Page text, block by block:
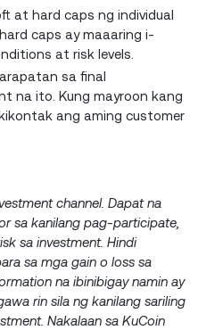
at hard caps ng individual
caps ay maaaring i-
at risk levels.
sa final
na ito. Kung mayroon kang
ang aming customer
channel. Dapat na
sa kanilang pag-participate,
sa investment. Hindi
sa mga gain o loss sa
na ibinibigay namin ay
rin sila ng kanilang sariling
Nakalaan sa KuCoin